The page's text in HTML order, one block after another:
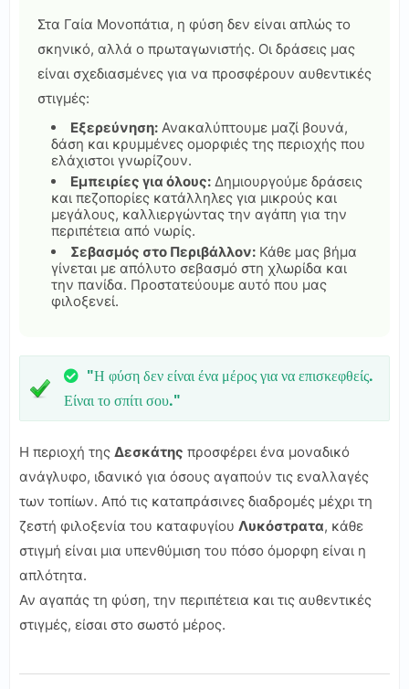
Στα Γαία Μονοπάτια, η φύση δεν είναι απλώς το
σκηνικό, αλλά ο πρωταγωνιστής. Οι δράσεις μας
είναι σχεδιασμένες για να προσφέρουν αυθεντικές
στιγμές:
Εξερεύνηση: Ανακαλύπτουμε μαζί βουνά,
δάση και κρυμμένες ομορφιές της περιοχής που
ελάχιστοι γνωρίζουν.
Εμπειρίες για όλους: Δημιουργούμε δράσεις
και πεζοπορίες κατάλληλες για μικρούς και
μεγάλους, καλλιεργώντας την αγάπη για την
περιπέτεια από νωρίς.
Σεβασμός στο Περιβάλλον: Κάθε μας βήμα
γίνεται με απόλυτο σεβασμό στη χλωρίδα και
την πανίδα. Προστατεύουμε αυτό που μας
φιλοξενεί.
"Η φύση δεν είναι ένα μέρος για να επισκεφθείς.
Είναι το σπίτι σου."
Η περιοχή της Δεσκάτης προσφέρει ένα μοναδικό
ανάγλυφο, ιδανικό για όσους αγαπούν τις εναλλαγές
των τοπίων. Από τις καταπράσινες διαδρομές μέχρι τη
ζεστή φιλοξενία του καταφυγίου Λυκόστρατα, κάθε
στιγμή είναι μια υπενθύμιση του πόσο όμορφη είναι η
απλότητα.
Αν αγαπάς τη φύση, την περιπέτεια και τις αυθεντικές
στιγμές, είσαι στο σωστό μέρος.